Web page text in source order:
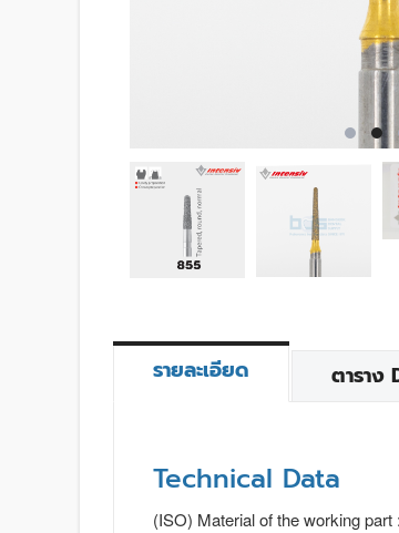
รายละเอียด ตาราง
Technical Data
(ISO) Material of the working part :